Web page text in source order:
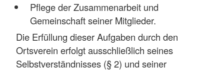
Pflege der Zusammenarbeit und
Gemeinschaft seiner Mitglieder.
Die Erfüllung dieser Aufgaben durch den
Ortsverein erfolgt ausschließlich seines
Selbstverständnisses (§ 2) und seiner